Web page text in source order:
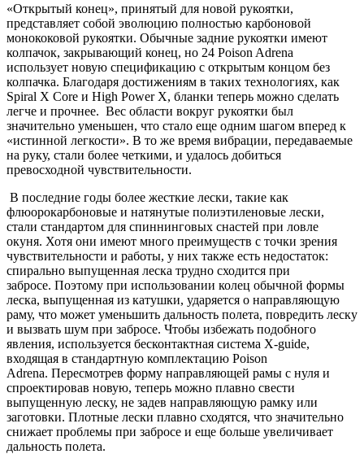
«Открытый конец», принятый для новой рукоятки,
представляет собой эволюцию полностью карбоновой
монококовой рукоятки. Обычные задние рукоятки имеют
колпачок, закрывающий конец, но 24 Poison Adrena
использует новую спецификацию с открытым концом без
колпачка. Благодаря достижениям в таких технологиях, как
Spiral X Core и High Power X, бланки теперь можно сделать
легче и прочнее. Вес области вокруг рукоятки был
значительно уменьшен, что стало еще одним шагом вперед к
«истинной легкости». В то же время вибрации, передаваемые
на руку, стали более четкими, и удалось добиться
превосходной чувствительности.
В последние годы более жесткие лески, такие как
флюорокарбоновые и натянутые полиэтиленовые лески,
стали стандартом для спиннинговых снастей при ловле
окуня. Хотя они имеют много преимуществ с точки зрения
чувствительности и работы, у них также есть недостаток:
спирально выпущенная леска трудно сходится при
забросе. Поэтому при использовании колец обычной формы
леска, выпущенная из катушки, ударяется о направляющую
раму, что может уменьшить дальность полета, повредить леску
и вызвать шум при забросе. Чтобы избежать подобного
явления, используется бесконтактная система X-guide,
входящая в стандартную комплектацию Poison
Adrena. Пересмотрев форму направляющей рамы с нуля и
спроектировав новую, теперь можно плавно свести
выпущенную леску, не задев направляющую рамку или
заготовки. Плотные лески плавно сходятся, что значительно
снижает проблемы при забросе и еще больше увеличивает
дальность полета.